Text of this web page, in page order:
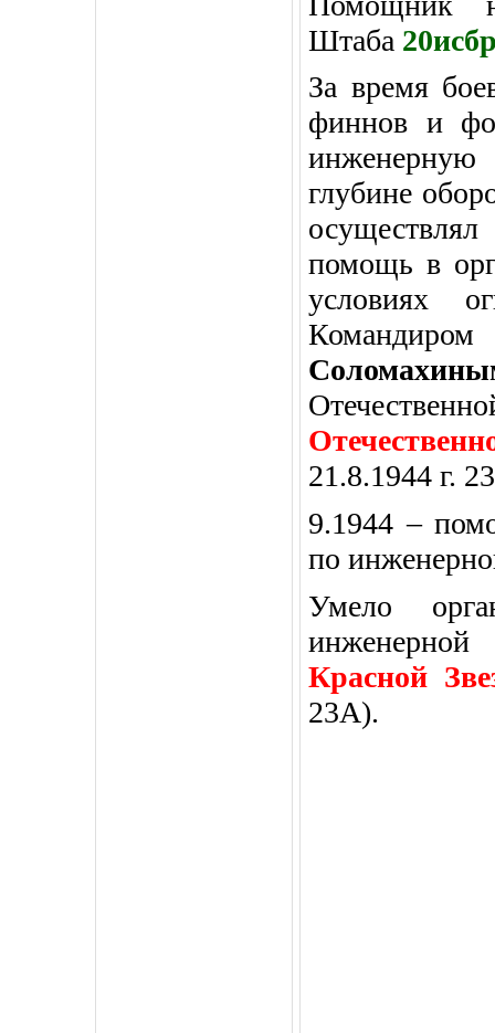
Штаба
За время
финнов и
инженерную
глубине
помощь в
условиях
21.8.1944 г.
9.1944 –
по
Умело
Красной
23А).